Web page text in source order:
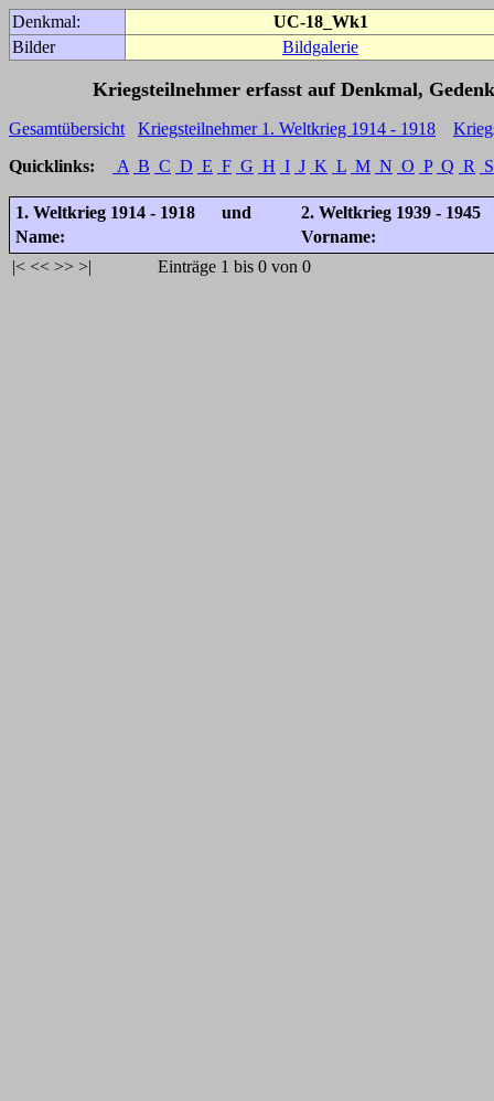
Denkmal:
UC-18_Wk1
Bilder
Bildgalerie
Kriegsteilnehmer erfasst auf Denkmal,
Gesamtübersicht Kriegsteilnehmer 1. Weltkrieg 1914 - 1918
Quicklinks:
A B C D E F G H I J K L M N O P Q R S
1. Weltkrieg 1914 - 1918 und
2. Weltkrieg 1939 - 1945
Name:
Vorname:
|< << >> >| Einträge 1 bis 0 von 0